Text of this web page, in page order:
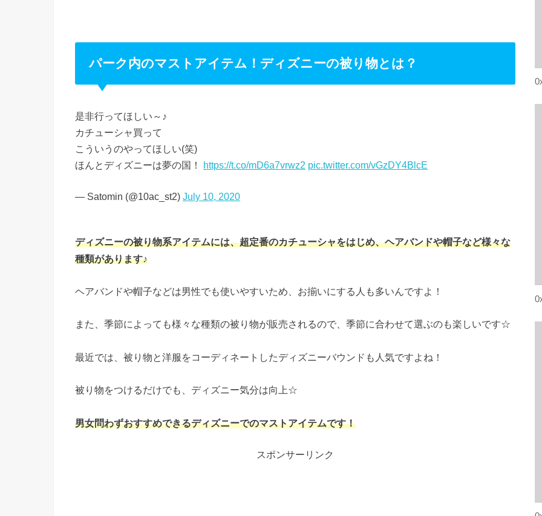
パーク内のマストアイテム！ディズニーの被り物とは？
是非行ってほしい～♪
カチューシャ買って
こういうのやってほしい(笑)
ほんとディズニーは夢の国！
https://t.co/mD6a7vrwz2 pic.twitter.com/vGzDY4BlcE
— Satomin (@10ac_st2) July 10, 2020
ディズニーの被り物系アイテムには、超定番のカチューシャをはじめ、ヘアバンドや帽子など様々な
種類があります♪
ヘアバンドや帽子などは男性でも使いやすいため、お揃いにする人も多いんですよ！
また、季節によっても様々な種類の被り物が販売されるので、季節に合わせて選ぶのも楽しいです☆
最近では、被り物と洋服をコーディネートしたディズニーバウンドも人気ですよね！
被り物をつけるだけでも、ディズニー気分は向上☆
男女問わずおすすめできるディズニーでのマストアイテムです！
スポンサーリンク